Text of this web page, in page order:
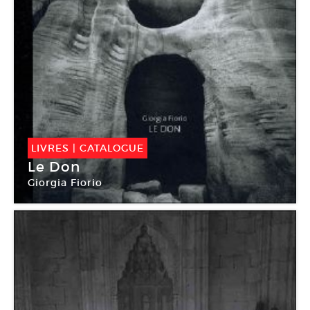
LIVRES | CATALOGUE
Le Don
Giorgia Fiorio